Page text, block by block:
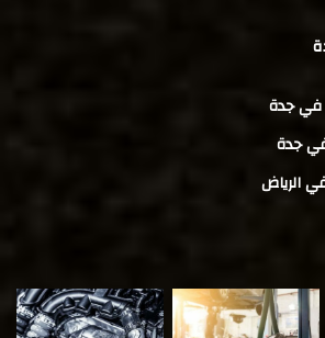
في جدة
جدة
الرياض